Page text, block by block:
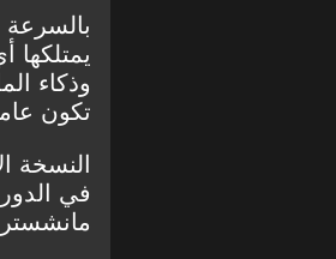
يمتلكها
وذكاء
تكون
النسخة
في
مانشستر